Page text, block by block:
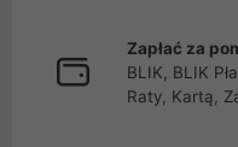
Zapłać za
BLIK, BLIK
Raty, Kartą,